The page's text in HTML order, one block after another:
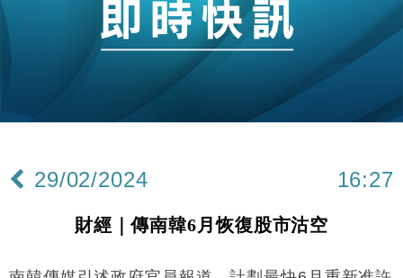
財經｜日經失守6.5萬點後回穩 全周仍升近2%
15:47
財經｜恒隆10月換帥 玩具「反」斗城亞洲CEO蔡德
財經｜韓股反覆波動收跌 連挫7周創逾3年最長跌勢
12:44
財經｜日本春季三度入市撐日圓 4月單日斥6.28萬億
國際｜特朗普料美伊戰事快結束 承認部分彈藥庫存緊
29/02/2024 16:27
財經｜傳南韓6月恢復股市沽空